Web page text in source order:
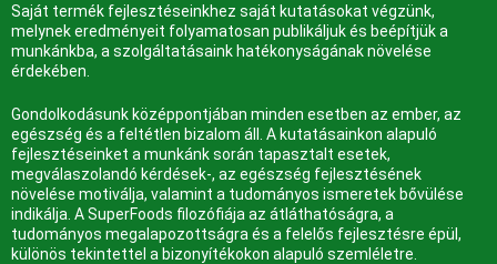
Saját termék fejlesztéseinkhez saját kutatásokat végzünk,
melynek eredményeit folyamatosan publikáljuk és beépítjük a
munkánkba, a szolgáltatásaink hatékonyságának növelése
érdekében.
Gondolkodásunk középpontjában minden esetben az ember, az
egészség és a feltétlen bizalom áll. A kutatásainkon alapuló
fejlesztéseinket a munkánk során tapasztalt esetek,
megválaszolandó kérdések-, az egészség fejlesztésének
növelése motiválja, valamint a tudományos ismeretek bővülése
indikálja. A SuperFoods filozófiája az átláthatóságra, a
tudományos megalapozottságra és a felelős fejlesztésre épül,
különös tekintettel a bizonyítékokon alapuló szemléletre.